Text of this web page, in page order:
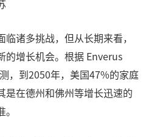
诸多挑战，但从长期来看，
的增长机会。根据 Enverus
，到2050年，美国47%的家庭
是在德州和佛州等增长迅速的